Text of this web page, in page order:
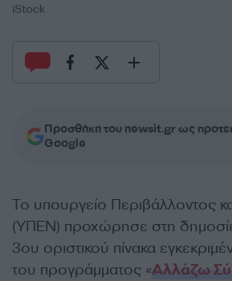
iStock
Προσθήκη του newsit.gr ως
Google
Το υπουργείο Περιβάλλοντος
(ΥΠΕΝ) προχώρησε στη
3ου οριστικού πίνακα
του προγράμματος «Αλλάζω